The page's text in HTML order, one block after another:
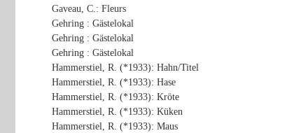
Gaveau, C.: Fleurs
Gehring : Gästelokal
Gehring : Gästelokal
Gehring : Gästelokal
Hammerstiel, R. (*1933): Hahn/Titel
Hammerstiel, R. (*1933): Hase
Hammerstiel, R. (*1933): Kröte
Hammerstiel, R. (*1933): Küken
Hammerstiel, R. (*1933): Maus